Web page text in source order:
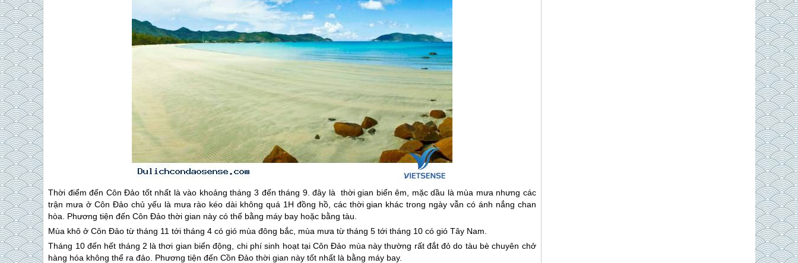
Thời điểm đến Côn Đảo tốt nhất là vào khoảng tháng 3 đến tháng 9. đây là thời gian biển êm, mặc dầu là mùa mưa nhưng các
trận mưa ởCôn Đảo chủ yếu là mưa rào kéo dài không quá 1H đồng hồ, các thời gian khác trong ngày vẫn có ánh nắng chan
hòa. Phương tiện đếnCôn Đảo thời gian này có thể bằng máy bay hoặc bằng tàu.
Mùa khô ởCôn Đảo từ tháng 11 tới tháng 4 có gió mùa đông bắc, mùa mưa từ tháng 5 tới tháng 10 có gió Tây Nam.
Tháng 10 đến hết tháng 2 là thơi gian biển động, chi phí sinh hoạt tạiCôn Đảo mùa này thường rất đắt đỏ do tàu bè chuyên chở
hàng hóa không thể ra đảo. Phương tiện đến Cồn Đảo thời gian này tốt nhất là bằng máy bay.